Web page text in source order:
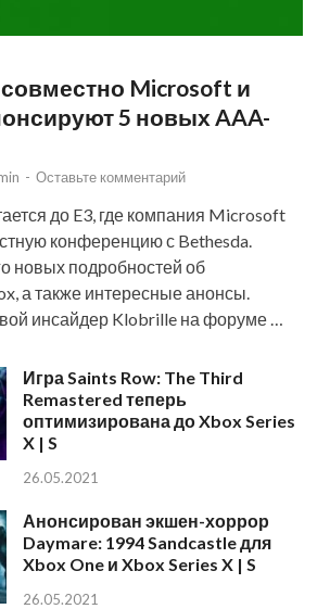
Microsoft и
5 новых AAA-
- Оставьте комментарий
до E3, где компания Microsoft
конференцию с Bethesda.
новых подробностей об
а также интересные анонсы.
инсайдер Klobrille на форуме …
Игра Saints Row: The Third
Remastered теперь
оптимизирована до Xbox Series
X | S
26.05.2021
Анонсирован экшен-хоррор
Daymare: 1994 Sandcastle для
Xbox One и Xbox Series X | S
26.05.2021